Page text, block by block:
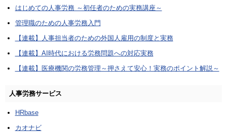
はじめての人事労務 ～初任者のための実務講座～
管理職のための人事労務入門
【連載】人事担当者のための外国人雇用の制度と実務
【連載】AI時代における労務問題への対応実務
【連載】医療機関の労務管理～押さえて安心！実務のポイント解説～
人事労務サービス
HRbase
カオナビ